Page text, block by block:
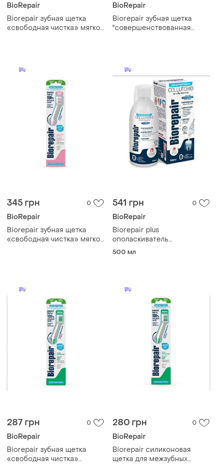
BioRepair
Biorepair зубная щетка
«свободная чистка» мягкой
BioRepair
Biorepair зубная щетка
"совершенствованная
345 грн 0
BioRepair
Biorepair зубная щетка
«свободная чистка» мягкой
541 грн 0
BioRepair
Biorepair plus
ополаскиватель
"профессиональное
500 мл
287 грн 0
BioRepair
Biorepair зубная щетка
«свободная чистка»
280 грн 0
BioRepair
Biorepair силиконовая
щетка для межзубных